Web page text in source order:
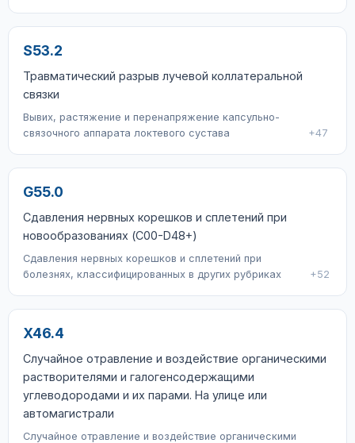
S53.2
Травматический разрыв лучевой коллатеральной
связки
Вывих, растяжение и перенапряжение капсульно-
связочного аппарата локтевого сустава
+47
G55.0
Сдавления нервных корешков и сплетений при
новообразованиях (C00-D48+)
Сдавления нервных корешков и сплетений при
болезнях, классифицированных в других рубриках
+52
X46.4
Случайное отравление и воздействие органическими
растворителями и галогенсодержащими
углеводородами и их парами. На улице или
автомагистрали
Случайное отравление и воздействие органическими